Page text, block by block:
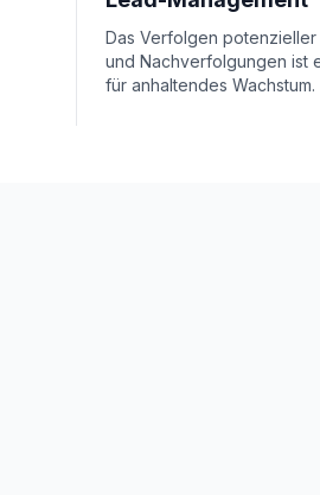
Das Verfolgen potenzieller
und Nachverfolgungen ist
für anhaltendes Wachstum.